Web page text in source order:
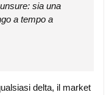
sia una
a tempo a
delta, il market